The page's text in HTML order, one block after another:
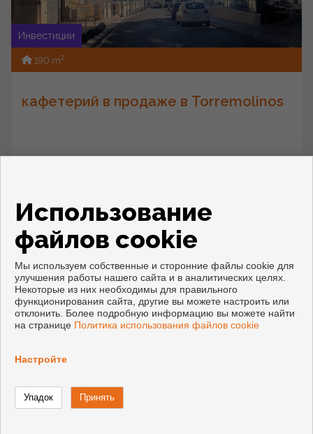
Инвестиции
190 m2
кафетерий в продаже в Torremolinos
Ref. CS 724
65.000 €
Использование
файлов cookie
Мы используем собственные и сторонние файлы cookie для
улучшения работы нашего сайта и в аналитических целях.
Некоторые из них необходимы для правильного
функционирования сайта, другие вы можете настроить или
отклонить. Более подробную информацию вы можете найти
на странице Политика использования файлов cookie
Настройте